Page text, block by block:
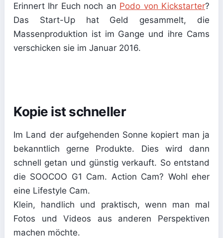
Erinnert Ihr Euch noch an Podo von Kickstarter?
Das Start-Up hat Geld gesammelt, die
Massenproduktion ist im Gange und ihre Cams
verschicken sie im Januar 2016.
Kopie ist schneller
Im Land der aufgehenden Sonne kopiert man ja
bekanntlich gerne Produkte. Dies wird dann
schnell getan und günstig verkauft. So entstand
die SOOCOO G1 Cam. Action Cam? Wohl eher
eine Lifestyle Cam.
Klein, handlich und praktisch, wenn man mal
Fotos und Videos aus anderen Perspektiven
machen möchte.